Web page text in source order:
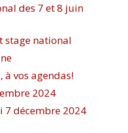
des 7 et 8 juin
stage national
vos agendas!
2024
7 décembre 2024